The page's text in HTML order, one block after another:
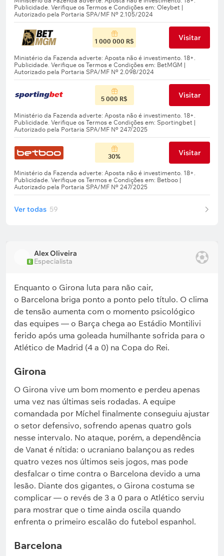
1 000 000 R$ Visitar
5 000 R$ Visitar
30% Visitar
Ver todas 59
E
Alex Oliveira
Especialista
Enquanto o Girona luta para não cair,
o Barcelona briga ponto a ponto pelo título. O clima
de tensão aumenta com o momento psicológico
das equipes — o Barça chega ao Estádio Montilivi
ferido após uma goleada humilhante sofrida para o
Atlético de Madrid (4 a 0) na Copa do Rei.
Girona
O Girona vive um bom momento e perdeu apenas
uma vez nas últimas seis rodadas. A equipe
comandada por Míchel finalmente conseguiu ajustar
o setor defensivo, sofrendo apenas quatro gols
nesse intervalo. No ataque, porém, a dependência
de Vanat é nítida: o ucraniano balançou as redes
quatro vezes nos últimos seis jogos, mas pode
desfalcar o time contra o Barcelona devido a uma
lesão. Diante dos gigantes, o Girona costuma se
complicar — o revés de 3 a 0 para o Atlético serviu
para mostrar que o time ainda oscila quando
enfrenta o primeiro escalão do futebol espanhol.
Barcelona